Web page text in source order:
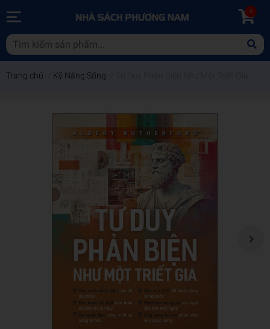
0
Trang chủ Kỹ Năng Sống